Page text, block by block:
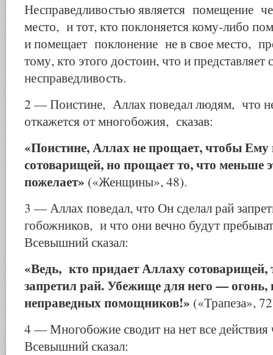
Несправедливостью является помещение
место, и тот, кто поклоняется кому-либо
и помещает поклонение не в свое место,
тому, кто этого достоин, что и
несправедливость.
2 — Поистине, Аллах поведал людям, что не
откажется от многобожия, сказав:
«Поистине, Аллах не прощает, чтобы Ему
сотоварищей, но прощает то, что меньше
пожелает» («Женщины», 48).
3 — Аллах поведал, что Он сделал рай
гобожников, и что они вечно будут
Всевышний сказал:
«Ведь, кто придает Аллаху
запретил рай. Убежище для него — огонь,
неправедных помощников!» («Трапеза»,
4 — Многобожие сводит на нет все
Всевышний сказал: